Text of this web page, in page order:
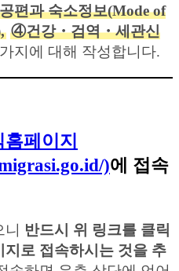
편과 숙소정보(Mode of
④건강・검역・세관신
지에 대해 작성합니다.
페이지
)에 접속
반드시 위 링크를 클릭
로 접속하시는 것을 추